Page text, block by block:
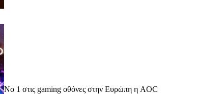
No 1 στις gaming οθόνες στην Ευρώπη η AOC